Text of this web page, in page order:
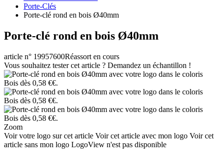
Porte-Clés
Porte-clé rond en bois Ø40mm
Porte-clé rond en bois Ø40mm
article n° 19957600Réassort en cours
Vous souhaitez tester cet article ? Demandez un échantillon !
Zoom
Voir votre logo sur cet article Voir cet article avec mon logo Voir cet
article sans mon logo LogoView n'est pas disponible